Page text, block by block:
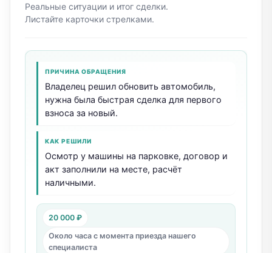
Реальные ситуации и итог сделки.
Листайте карточки стрелками.
ПРИЧИНА ОБРАЩЕНИЯ
Владелец решил обновить автомобиль,
нужна была быстрая сделка для первого
взноса за новый.
КАК РЕШИЛИ
Осмотр у машины на парковке, договор и
акт заполнили на месте, расчёт
наличными.
20 000 ₽
Около часа с момента приезда нашего
специалиста